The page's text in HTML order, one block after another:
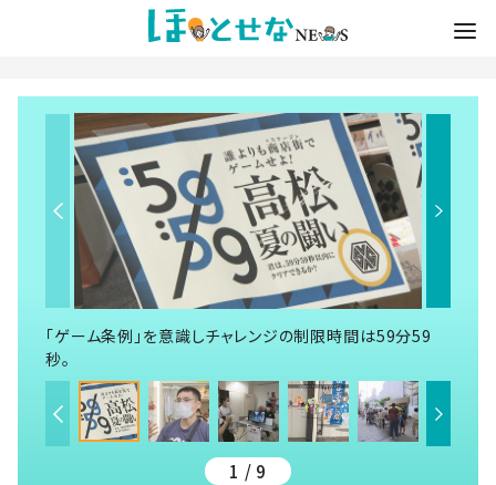
「ゲーム条例」を意識しチャレンジの制限時間は59分59
秒。
1 / 9